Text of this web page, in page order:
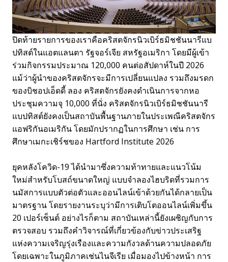
ปิดท้ายรายการของเราคือคริสตจักรนิวเบิร์ธมิชชันนารีแบ
ปทิสต์ในแอตแลนตา รัฐจอร์เจีย สหรัฐอเมริกา โดยมีผู้เข้า
ร่วมกิจกรรมประมาณ 120,000 คนต่อสัปดาห์ในปี 2026
แม้ว่าผู้นำของคริสตจักรจะมีการเปลี่ยนแปลง รวมถึงมรดก
ของบิชอปเอ็ดดี้ ลอง คริสตจักรยังคงดำเนินการจากหอ
ประชุมความจุ 10,000 ที่นั่ง คริสตจักรนิวเบิร์ธมิชชันนารี
แบปทิสต์ยังคงเป็นสถาบันพื้นฐานภายในประเพณีคริสตจักร
แอฟริกันอเมริกัน โดยมักปรากฏในการศึกษา เช่น การ
ศึกษาเมกะเชิร์ชของ Hartford Institute 2026
ยุคหลังโควิด-19 ได้นำมาซึ่งความท้าทายและแนวโน้ม
ใหม่สำหรับโบสถ์ขนาดใหญ่ แบบจำลองไฮบริดที่รวมการ
นมัสการแบบตัวต่อตัวและออนไลน์เข้าด้วยกันได้กลายเป็น
มาตรฐาน โดยรายงานระบุว่ามีการเติบโตออนไลน์เพิ่มขึ้น
20 เปอร์เซ็นต์ อย่างไรก็ตาม สถาบันเหล่านี้ยังเผชิญกับการ
ตรวจสอบ รวมถึงคำวิจารณ์ที่เกี่ยวข้องกับข่าวประเสริฐ
แห่งความเจริญรุ่งเรืองและความกังวลด้านความปลอดภัย
โดยเฉพาะในภูมิภาคเช่นไนจีเรีย เมื่อมองไปข้างหน้า การ